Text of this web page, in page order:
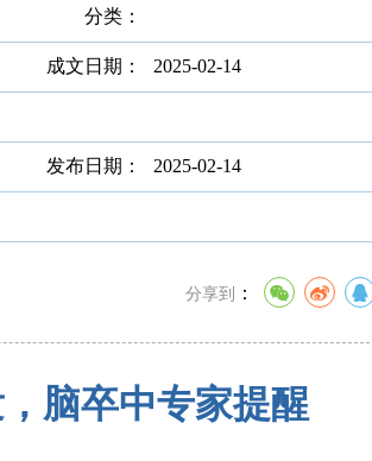
分类：
成文日期： 2025-02-14
发布日期： 2025-02-14
分享到 ：
脑卒中专家提醒